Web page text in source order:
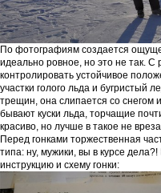
По фотографиям создается
идеально ровное, но это не так. С
контролировать устойчивое
участки голого льда и бугристый
трещин, она слипается со снегом
бывают куски льда, торчащие
красиво, но лучше в такое не
Перед гонками торжественная
типа: ну, мужики, вы в курсе
инструкцию и схему гонки: